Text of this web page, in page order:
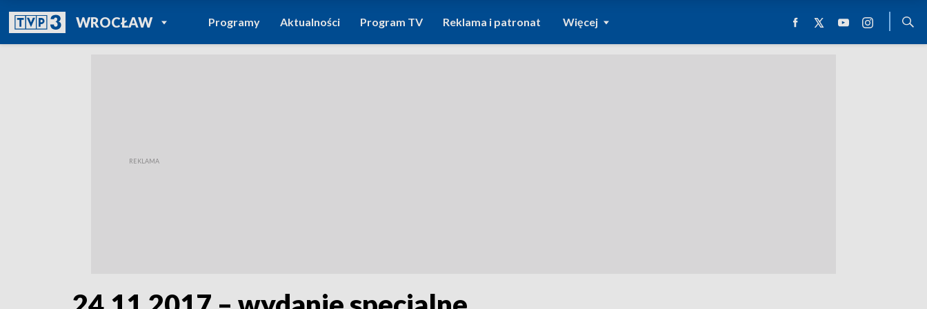
WROCŁAWPOWRÓT DO
TVP REGIONY
Programy Aktualności Program TV Reklama i patronat Więcej